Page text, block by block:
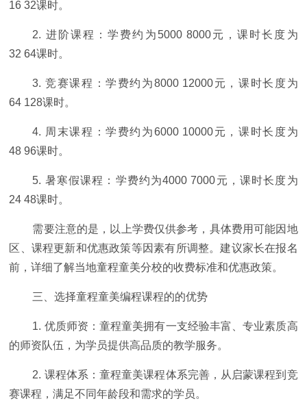
16 32课时。
2. 进阶课程：学费约为5000 8000元，课时长度为
32 64课时。
3. 竞赛课程：学费约为8000 12000元，课时长度为
64 128课时。
4. 周末课程：学费约为6000 10000元，课时长度为
48 96课时。
5. 暑寒假课程：学费约为4000 7000元，课时长度为
24 48课时。
需要注意的是，以上学费仅供参考，具体费用可能因地
区、课程更新和优惠政策等因素有所调整。建议家长在报名
前，详细了解当地童程童美分校的收费标准和优惠政策。
三、选择童程童美编程课程的的优势
1. 优质师资：童程童美拥有一支经验丰富、专业素质高
的师资队伍，为学员提供高品质的教学服务。
2. 课程体系：童程童美课程体系完善，从启蒙课程到竞
赛课程，满足不同年龄段和需求的学员。